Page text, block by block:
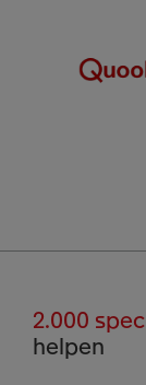
2.000
helpen